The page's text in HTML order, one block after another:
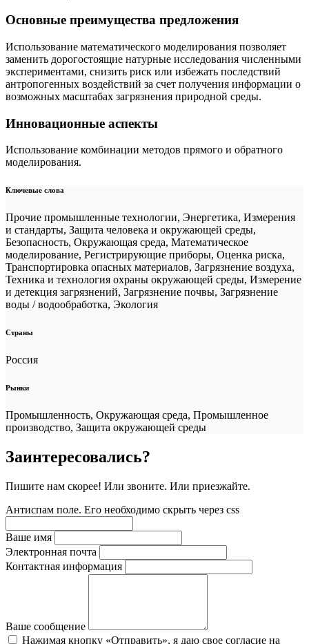
Основные преимущества предложения
Использование математического моделирования позволяет
заменить дорогостоящие натурные исследования численными
экспериментами, снизить риск или избежать последствий
антропогенных воздействий за счет получения информации о
возможных масштабах загрязнения природной среды.
Инновационные аспекты
Использование комбинации методов прямого и обратного
моделирования.
Ключевые слова
Прочие промышленные технологии, Энергетика, Измерения
и стандарты, Защита человека и окружающей среды,
Безопасность, Окружающая среда, Математическое
моделирование, Регистрирующие приборы, Оценка риска,
Транспортировка опасных материалов, Загрязнение воздуха,
Техника и технология охраны окружающей среды, Измерение
и детекция загрязнений, Загрязнение почвы, Загрязнение
воды / водообработка, Экология
Страны
Россия
Рынки
Промышленность, Окружающая среда, Промышленное
производство, Защита окружающей среды
Заинтересовались?
Пишите нам скорее! Или звоните. Или приезжайте.
Антиспам поле. Его необходимо скрыть через css
Ваше имя
Электронная почта
Контактная информация
Ваше сообщение
Нажимая кнопку «Отправить», я даю свое согласие на